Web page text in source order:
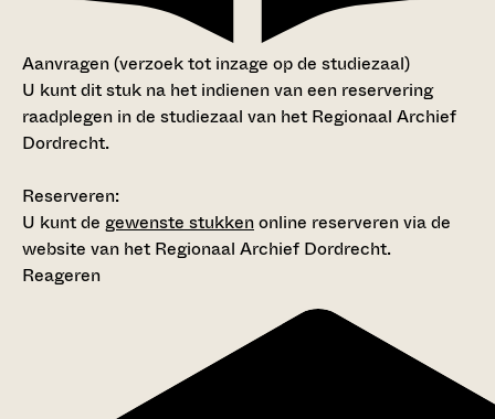
Aanvragen (verzoek tot inzage op de studiezaal)
U kunt dit stuk na het indienen van een reservering
raadplegen in de studiezaal van het Regionaal Archief
Dordrecht.
Reserveren:
U kunt de gewenste stukkenonline reserveren via de
website van het Regionaal Archief Dordrecht.
Reageren